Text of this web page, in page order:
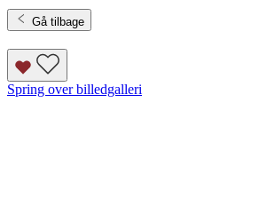
Gå tilbage
Spring over billedgalleri